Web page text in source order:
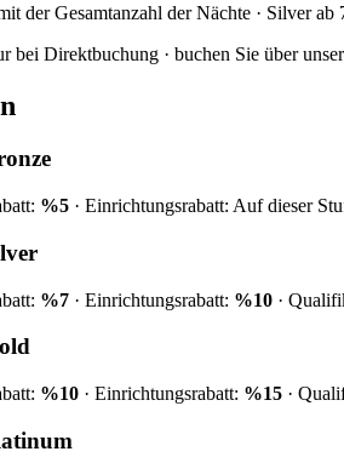
der Gesamtanzahl der Nächte · Silver
bei Direktbuchung · buchen Sie über
: %5 · Einrichtungsrabatt: Auf dieser
: %7 · Einrichtungsrabatt: %10 ·
: %10 · Einrichtungsrabatt: %15 ·